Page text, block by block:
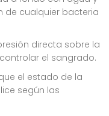
de cualquier bacteria
directa sobre la
el sangrado.
el estado de la
según las